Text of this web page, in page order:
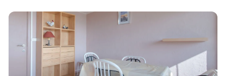
met comfortabel tuinmeubilair waarop je heerlijk achterover
kunt leunen, terwijl je geniet van de welverdiende vaka...